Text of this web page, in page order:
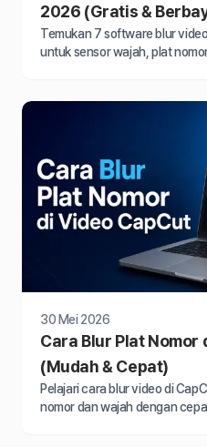
2026 (Gratis &
Temukan 7 software blur
untuk sensor wajah, plat
30 Mei 2026
Cara Blur Plat Nomor
(Mudah & Cepat)
Pelajari cara blur video di
nomor dan wajah dengan